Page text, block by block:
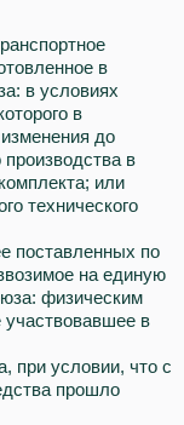
в
в условиях
в
до
в
или
технического
поставленных по
на единую
физическим
в
при условии, что с
прошло